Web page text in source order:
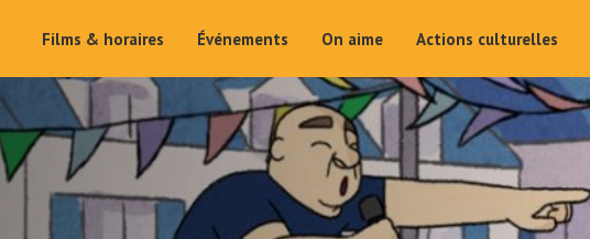
Films & horaires Événements On aime Actions culturelles